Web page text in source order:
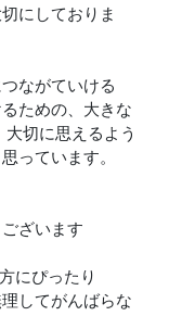
にしておりま
ながていける
ための、大きな
切に思えるよう
っています。
ざいます
にぴったり
してがんばらな